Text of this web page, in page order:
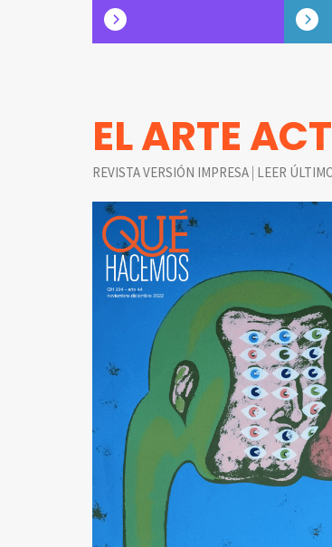
EL ARTE
REVISTA VERSIÓN IMPRESA | LEER